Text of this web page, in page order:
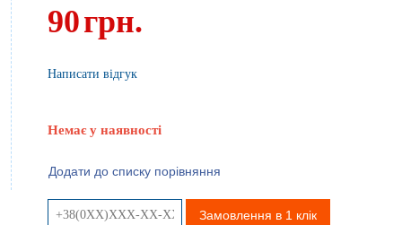
90грн.
Написати відгук
Немає у наявності
Додати до списку порівняння
Замовлення в 1 клік